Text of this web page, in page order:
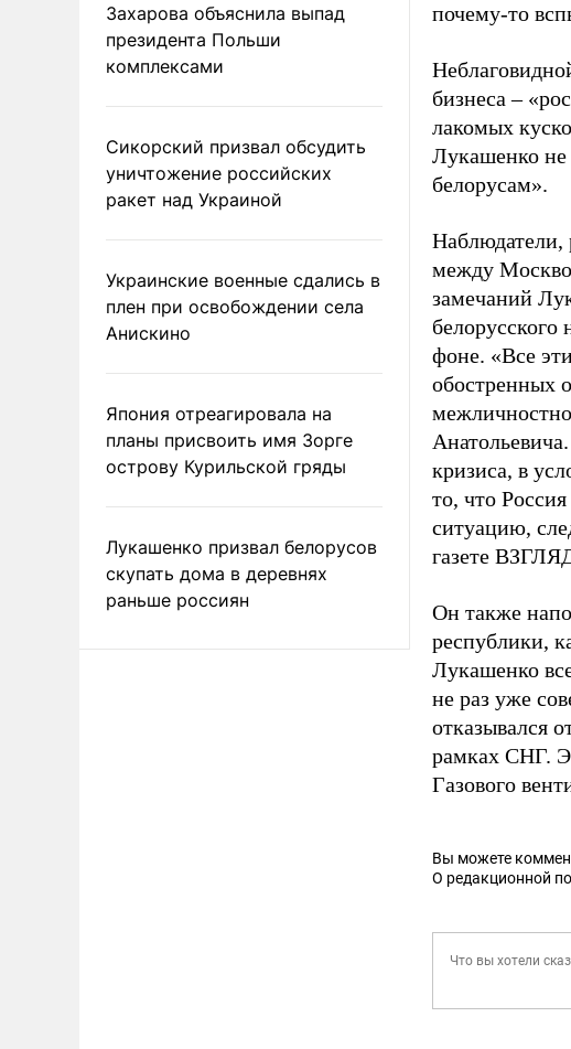
Захарова объяснила выпад
президента Польши
комплексами
Сикорский призвал обсудить
уничтожение российских
ракет над Украиной
Украинские военные сдались в
плен при освобождении села
Анискино
Япония отреагировала на
планы присвоить имя Зорге
острову Курильской гряды
Лукашенко призвал белорусов
скупать дома в деревнях
раньше россиян
почему-то
бизнеса –
лакомых
Лукашенко не
белорусам».
Наблюдатели,
между
замечаний
белорусского
фоне. «Все
обостренных
кризиса, в
то, что
ситуацию,
газете
Он также
республики,
Лукашенко
не раз уже
отказывался
рамках СНГ.
Газового
Вы можете
О редакционной